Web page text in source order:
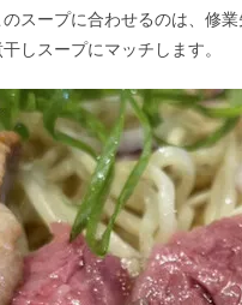
スープに合わせるのは、修
しスープにマッチします。